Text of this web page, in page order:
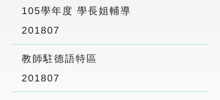
105學年度 學長姐輔導
201807
教師駐德語特區
201807